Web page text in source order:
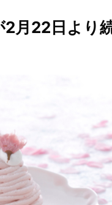
2月22日より